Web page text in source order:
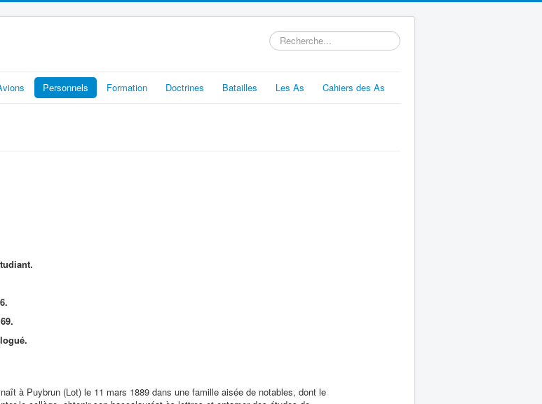
Rechercher
Personnels Formation Doctrines Batailles Les As Cahiers des As
à Puybrun (Lot) le 11 mars 1889 dans une famille aisée de notables, dont le